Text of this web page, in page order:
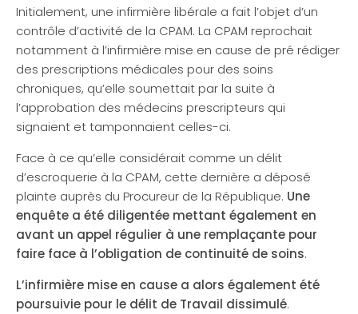
Initialement, une infirmière libérale a fait l’objet d’un
contrôle d’activité de la CPAM. La CPAM reprochait
notamment à l’infirmière mise en cause de pré rédiger
des prescriptions médicales pour des soins
chroniques, qu’elle soumettait par la suite à
l’approbation des médecins prescripteurs qui
signaient et tamponnaient celles-ci.
Face à ce qu’elle considérait comme un délit
d’escroquerie à la CPAM, cette dernière a déposé
plainte auprès du Procureur de la République. Une
enquête a été diligentée mettant également en
avant un appel régulier à une remplaçante pour
faire face à l’obligation de continuité de soins.
L’infirmière mise en cause a alors également été
poursuivie pour le délit de Travail dissimulé.